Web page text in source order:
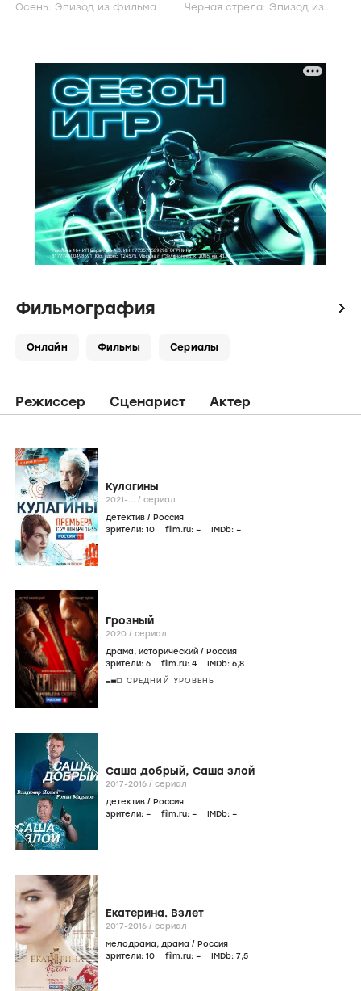
Осень: Эпизод из фильма
Черная стрела: Эпизод из
Фильмография icon
Онлайн Фильмы Сериалы
Режиссер Сценарист Актер
Кулагины
2021-... / сериал
детектив / Россия
зрители: 10 film.ru: – IMDb: –
Грозный
2020 / сериал
драма, исторический / Россия
зрители: 6 film.ru: 4 IMDb: 6,8
СРЕДНИЙ УРОВЕНЬ
Саша добрый, Саша злой
2017-2016 / сериал
детектив / Россия
зрители: – film.ru: – IMDb: –
Екатерина. Взлет
2017-2016 / сериал
мелодрама, драма / Россия
зрители: 10 film.ru: – IMDb: 7,5